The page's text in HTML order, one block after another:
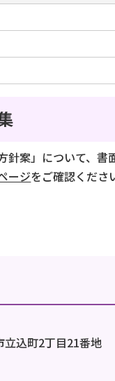
針案」について、書
ージをご確認くださ
込町2丁目21番地